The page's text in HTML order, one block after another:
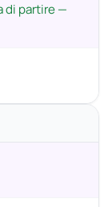
di partire —